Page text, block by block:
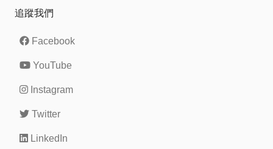
追蹤我們
Facebook
YouTube
Instagram
Twitter
LinkedIn